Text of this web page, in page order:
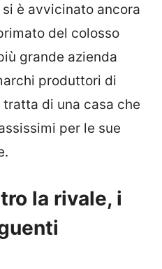
è avvicinato ancora
del colosso
grande azienda
produttori di
di una casa che
per le sue
la rivale, i